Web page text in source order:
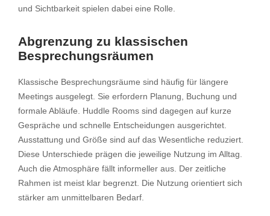
und Sichtbarkeit spielen dabei eine Rolle.
Abgrenzung zu klassischen
Besprechungsräumen
Klassische Besprechungsräume sind häufig für längere
Meetings ausgelegt. Sie erfordern Planung, Buchung und
formale Abläufe. Huddle Rooms sind dagegen auf kurze
Gespräche und schnelle Entscheidungen ausgerichtet.
Ausstattung und Größe sind auf das Wesentliche reduziert.
Diese Unterschiede prägen die jeweilige Nutzung im Alltag.
Auch die Atmosphäre fällt informeller aus. Der zeitliche
Rahmen ist meist klar begrenzt. Die Nutzung orientiert sich
stärker am unmittelbaren Bedarf.